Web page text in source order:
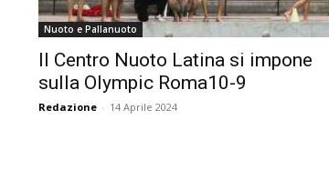
Nuoto e Pallanuoto
Il Centro Nuoto Latina si impone
sulla Olympic Roma10-9
Redazione - 14 Aprile 2024